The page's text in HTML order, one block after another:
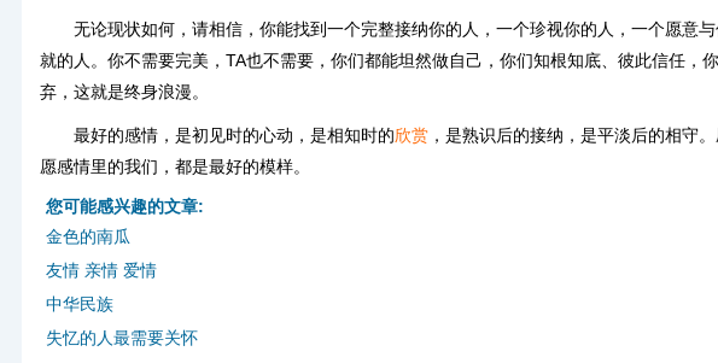
无论现状如何，请相信，你能找到一个完整接纳你的人，一个珍视你的人，一个愿意
就的人。你不需要完美，TA也不需要，你们都能坦然做自己，你们知根知底、彼此信任，
弃，这就是终身浪漫。
最好的感情，是初见时的心动，是相知时的欣赏 ，是熟识后的接纳，是平淡后的相守
愿感情里的我们，都是最好的模样。
您可能感兴趣的文章:
金色的南瓜
友情 亲情 爱情
中华民族
失忆的人最需要关怀